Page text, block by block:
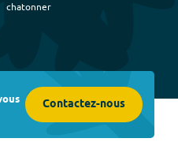
chatonner
Contactez-nous